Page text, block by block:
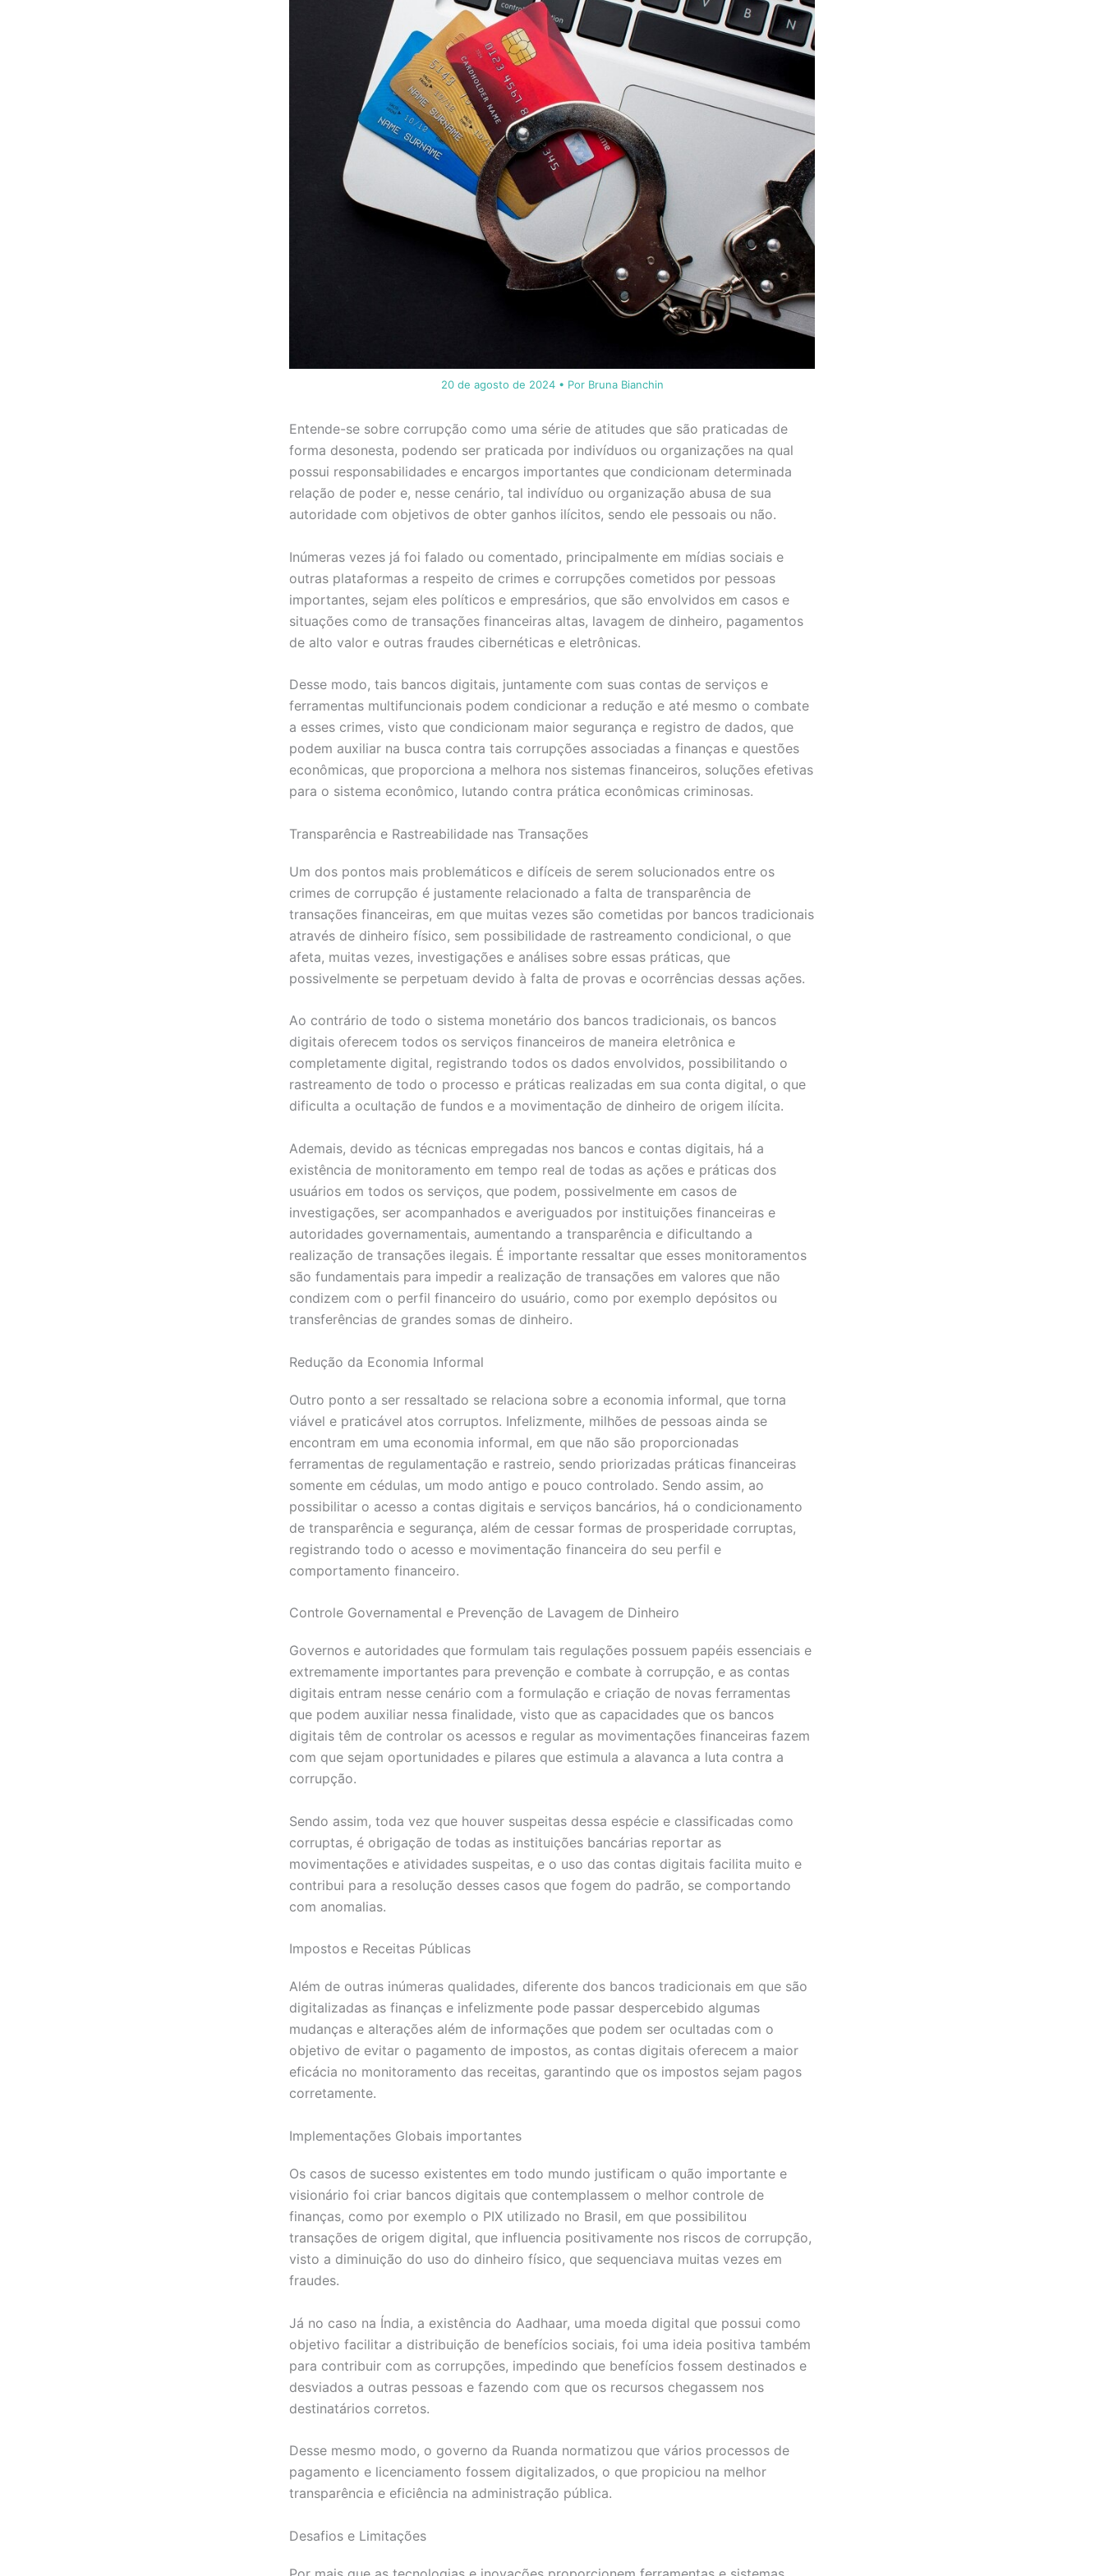
20 de agosto de 2024 • Por Bruna Bianchin
Entende-se sobre corrupção como uma série de atitudes que são praticadas de
forma desonesta, podendo ser praticada por indivíduos ou organizações na qual
possui responsabilidades e encargos importantes que condicionam determinada
relação de poder e, nesse cenário, tal indivíduo ou organização abusa de sua
autoridade com objetivos de obter ganhos ilícitos, sendo ele pessoais ou não.
Inúmeras vezes já foi falado ou comentado, principalmente em mídias sociais e
outras plataformas a respeito de crimes e corrupções cometidos por pessoas
importantes, sejam eles políticos e empresários, que são envolvidos em casos e
situações como de transações financeiras altas, lavagem de dinheiro, pagamentos
de alto valor e outras fraudes cibernéticas e eletrônicas.
Desse modo, tais bancos digitais, juntamente com suas contas de serviços e
ferramentas multifuncionais podem condicionar a redução e até mesmo o combate
a esses crimes, visto que condicionam maior segurança e registro de dados, que
podem auxiliar na busca contra tais corrupções associadas a finanças e questões
econômicas, que proporciona a melhora nos sistemas financeiros, soluções efetivas
para o sistema econômico, lutando contra prática econômicas criminosas.
Transparência e Rastreabilidade nas Transações
Um dos pontos mais problemáticos e difíceis de serem solucionados entre os
crimes de corrupção é justamente relacionado a falta de transparência de
transações financeiras, em que muitas vezes são cometidas por bancos tradicionais
através de dinheiro físico, sem possibilidade de rastreamento condicional, o que
afeta, muitas vezes, investigações e análises sobre essas práticas, que
possivelmente se perpetuam devido à falta de provas e ocorrências dessas ações.
Ao contrário de todo o sistema monetário dos bancos tradicionais, os bancos
digitais oferecem todos os serviços financeiros de maneira eletrônica e
completamente digital, registrando todos os dados envolvidos, possibilitando o
rastreamento de todo o processo e práticas realizadas em sua conta digital, o que
dificulta a ocultação de fundos e a movimentação de dinheiro de origem ilícita.
Ademais, devido as técnicas empregadas nos bancos e contas digitais, há a
existência de monitoramento em tempo real de todas as ações e práticas dos
usuários em todos os serviços, que podem, possivelmente em casos de
investigações, ser acompanhados e averiguados por instituições financeiras e
autoridades governamentais, aumentando a transparência e dificultando a
realização de transações ilegais. É importante ressaltar que esses monitoramentos
são fundamentais para impedir a realização de transações em valores que não
condizem com o perfil financeiro do usuário, como por exemplo depósitos ou
transferências de grandes somas de dinheiro.
Redução da Economia Informal
Outro ponto a ser ressaltado se relaciona sobre a economia informal, que torna
viável e praticável atos corruptos. Infelizmente, milhões de pessoas ainda se
encontram em uma economia informal, em que não são proporcionadas
ferramentas de regulamentação e rastreio, sendo priorizadas práticas financeiras
somente em cédulas, um modo antigo e pouco controlado. Sendo assim, ao
possibilitar o acesso a contas digitais e serviços bancários, há o condicionamento
de transparência e segurança, além de cessar formas de prosperidade corruptas,
registrando todo o acesso e movimentação financeira do seu perfil e
comportamento financeiro.
Controle Governamental e Prevenção de Lavagem de Dinheiro
Governos e autoridades que formulam tais regulações possuem papéis essenciais e
extremamente importantes para prevenção e combate à corrupção, e as contas
digitais entram nesse cenário com a formulação e criação de novas ferramentas
que podem auxiliar nessa finalidade, visto que as capacidades que os bancos
digitais têm de controlar os acessos e regular as movimentações financeiras fazem
com que sejam oportunidades e pilares que estimula a alavanca a luta contra a
corrupção.
Sendo assim, toda vez que houver suspeitas dessa espécie e classificadas como
corruptas, é obrigação de todas as instituições bancárias reportar as
movimentações e atividades suspeitas, e o uso das contas digitais facilita muito e
contribui para a resolução desses casos que fogem do padrão, se comportando
com anomalias.
Impostos e Receitas Públicas
Além de outras inúmeras qualidades, diferente dos bancos tradicionais em que são
digitalizadas as finanças e infelizmente pode passar despercebido algumas
mudanças e alterações além de informações que podem ser ocultadas com o
objetivo de evitar o pagamento de impostos, as contas digitais oferecem a maior
eficácia no monitoramento das receitas, garantindo que os impostos sejam pagos
corretamente.
Implementações Globais importantes
Os casos de sucesso existentes em todo mundo justificam o quão importante e
visionário foi criar bancos digitais que contemplassem o melhor controle de
finanças, como por exemplo o PIX utilizado no Brasil, em que possibilitou
transações de origem digital, que influencia positivamente nos riscos de corrupção,
visto a diminuição do uso do dinheiro físico, que sequenciava muitas vezes em
fraudes.
Já no caso na Índia, a existência do Aadhaar, uma moeda digital que possui como
objetivo facilitar a distribuição de benefícios sociais, foi uma ideia positiva também
para contribuir com as corrupções, impedindo que benefícios fossem destinados e
desviados a outras pessoas e fazendo com que os recursos chegassem nos
destinatários corretos.
Desse mesmo modo, o governo da Ruanda normatizou que vários processos de
pagamento e licenciamento fossem digitalizados, o que propiciou na melhor
transparência e eficiência na administração pública.
Desafios e Limitações